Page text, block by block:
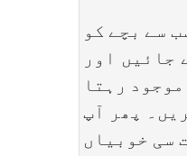
سے بچے کو
جائیں اور
رہتا
پھر آپ
سی خوبیاں